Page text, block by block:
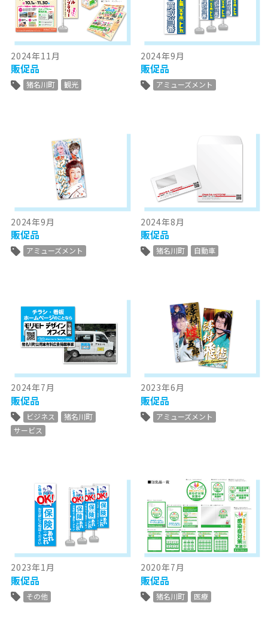
2024年11月
販促品
猪名川町 観光
2024年9月
販促品
アミューズメント
2024年9月
販促品
アミューズメント
2024年8月
販促品
猪名川町 自動車
2024年7月
販促品
ビジネス
猪名川町
サービス
2023年6月
販促品
アミューズメント
2023年1月
販促品
その他
2020年7月
販促品
猪名川町 医療